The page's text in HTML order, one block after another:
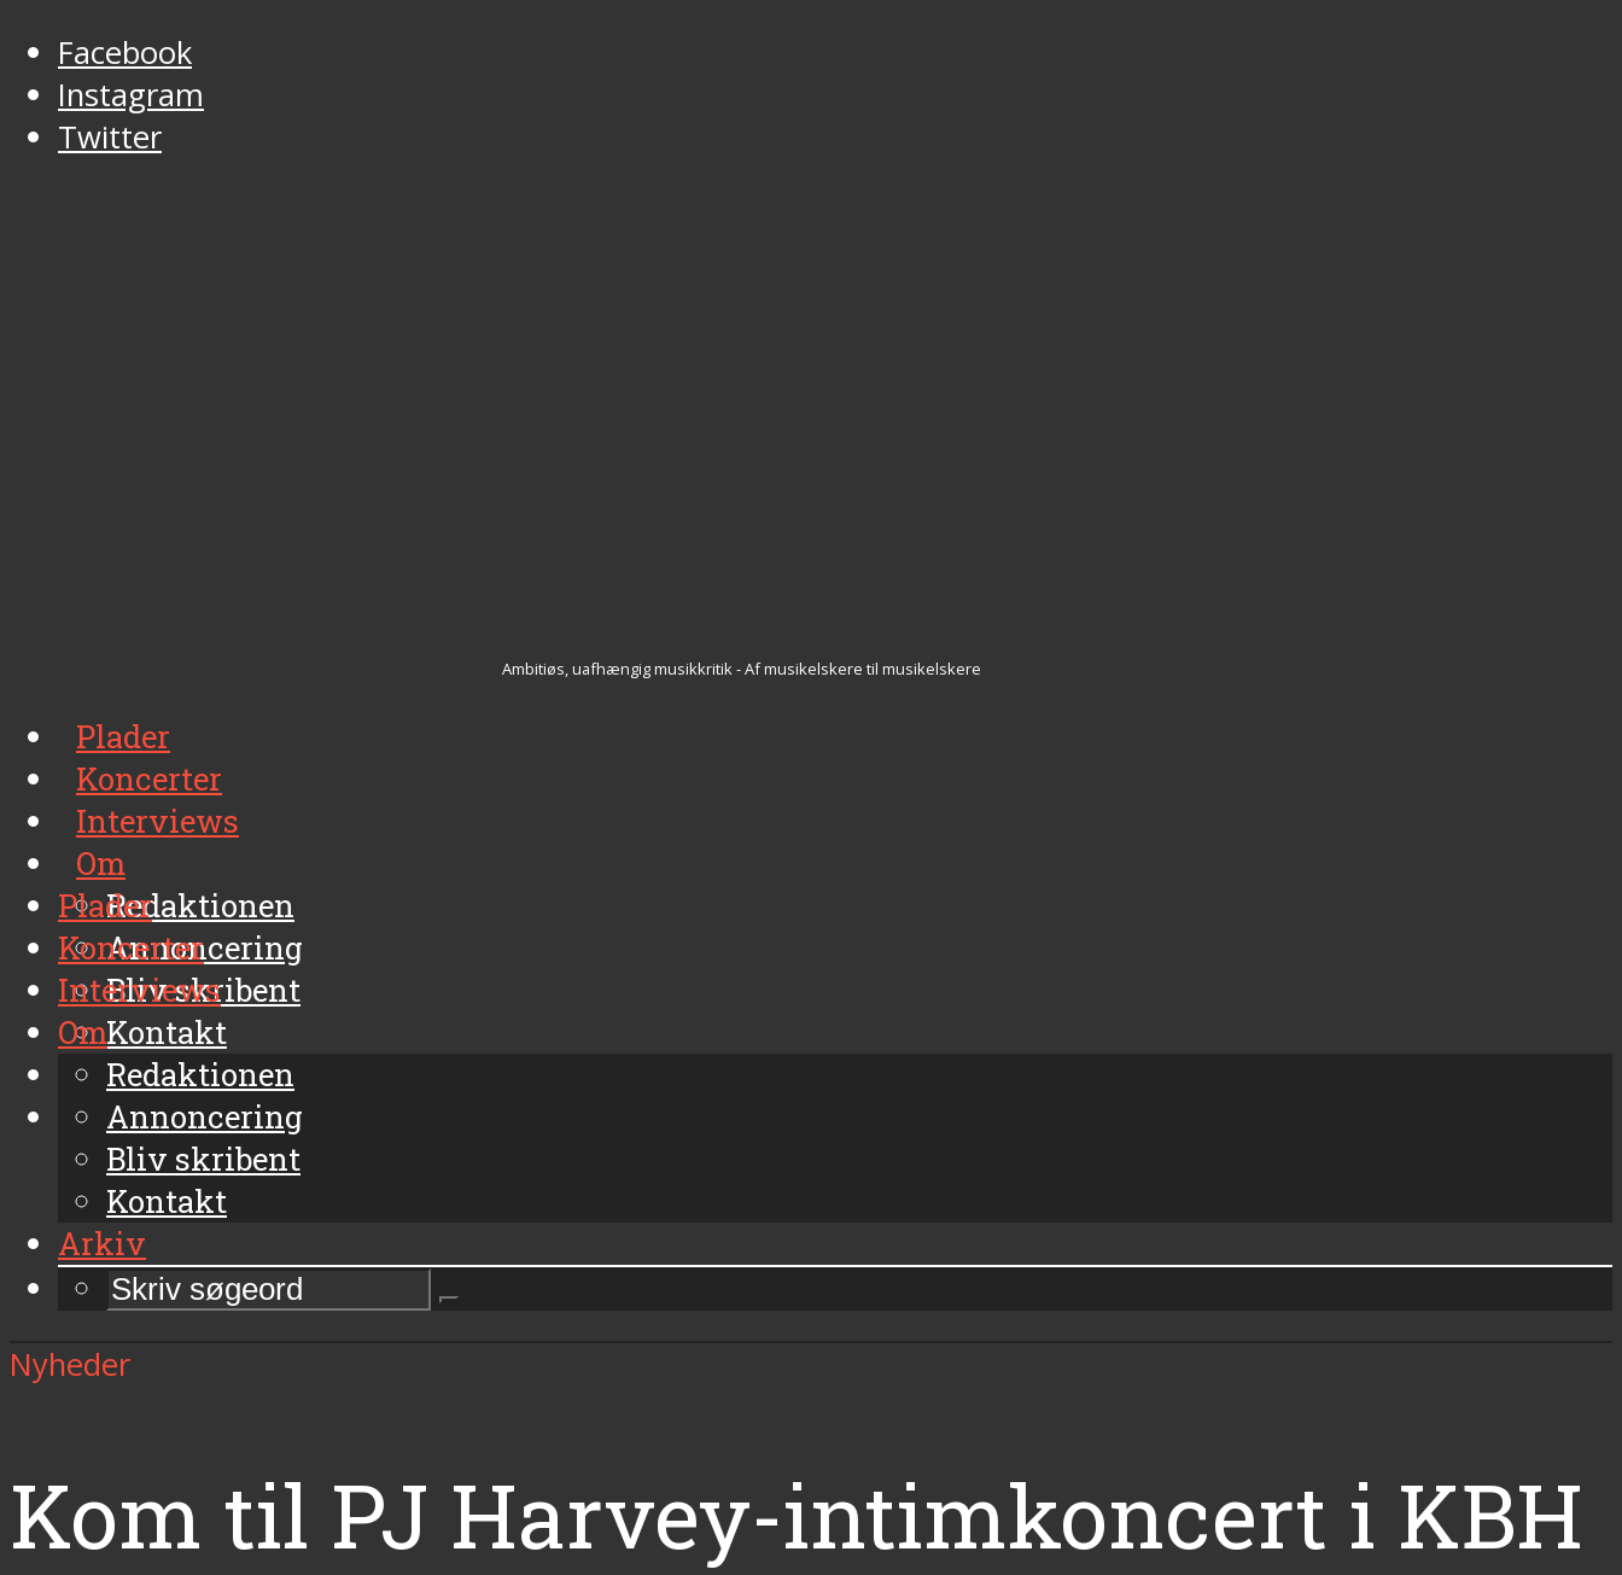
Facebook
Instagram
Twitter
Ambitiøs, uafhængig musikkritik - Af musikelskere til musikelskere
Plader
Koncerter
Interviews
Om
Redaktionen
Annoncering
Bliv skribent
Kontakt
Arkiv
Plader
Koncerter
Interviews
Om
Redaktionen
Annoncering
Bliv skribent
Kontakt
Arkiv
Nyheder
Kom til PJ Harvey-intimkoncert i KBH